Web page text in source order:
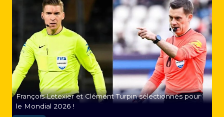
François Letexier et Clément Turpin sélectionnés pour
le Mondial 2026 !